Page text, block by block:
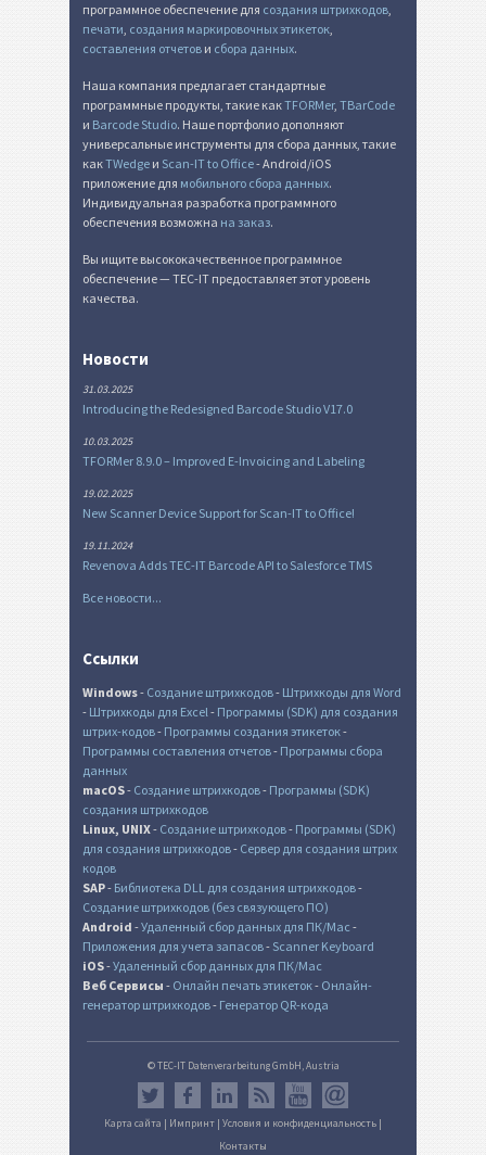
программное обеспечение для создания штрихкодов,
печати, создания маркировочных этикеток,
составления отчетов и сбора данных.
Наша компания предлагает стандартные
программные продукты, такие какTFORMer, TBarCode
и Barcode Studio. Наше портфолио дополняют
универсальные инструменты для сбора данных, такие
какTWedge и Scan-IT to Office- Android/iOS
приложение для мобильного сбора данных.
Индивидуальная разработка программного
обеспечения возможна на заказ.
Вы ищите высококачественное программное
обеспечение — TEC-IT предоставляет этот уровень
качества.
Новости
31.03.2025
Introducing the Redesigned Barcode Studio V17.0
10.03.2025
TFORMer 8.9.0 – Improved E-Invoicing and Labeling
19.02.2025
New Scanner Device Support for Scan-IT to Office!
19.11.2024
Revenova Adds TEC-IT Barcode API to Salesforce TMS
Все новости...
Ссылки
Windows- Создание штрихкодов- Штрихкоды для Word
- Штрихкоды для Excel- Программы (SDK) для создания
штрих-кодов- Программы создания этикеток-
Программы составления отчетов- Программы сбора
данных
macOS- Создание штрихкодов- Программы (SDK)
создания штрихкодов
Linux, UNIX- Создание штрихкодов- Программы (SDK)
для создания штрихкодов- Сервер для создания штрих
кодов
SAP- Библиотека DLL для создания штрихкодов-
Создание штрихкодов (без связующего ПО)
Android -Удаленный сбор данных для ПК/Mac -
Приложения для учета запасов- Scanner Keyboard
iOS-Удаленный сбор данных для ПК/Mac
Веб Сервисы - Онлайн печать этикеток- Онлайн-
генератор штрихкодов- Генератор QR-кода
© TEC-IT Datenverarbeitung GmbH, Austria
Карта сайта | Импринт | Условия и конфиденциальность |
Контакты